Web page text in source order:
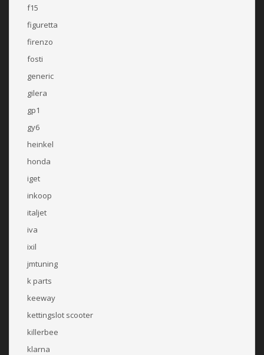
f15
figuretta
firenzo
fosti
generic
gilera
gp1
gy6
heinkel
honda
iget
inkoop
italjet
iva
ixil
jmtuning
k parts
keeway
kettingslot scooter
killerbee
klarna